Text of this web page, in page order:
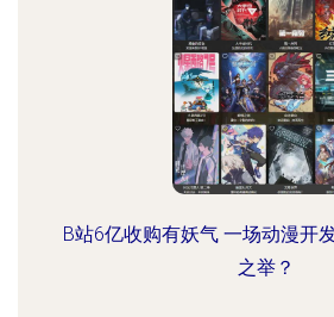
B站6亿收购有妖气 一场动漫开
之举？